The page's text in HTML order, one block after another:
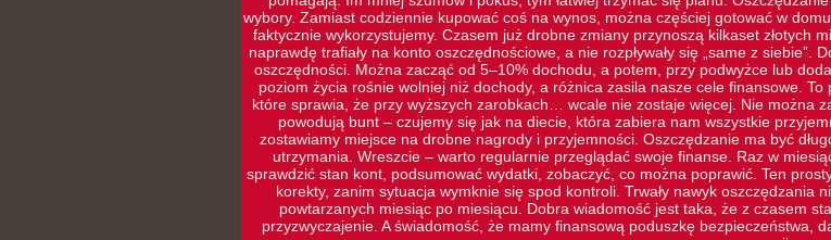
wybory. Zamiast codziennie kupować coś na wynos, można częściej gotować w
faktycznie wykorzystujemy. Czasem już drobne zmiany przynoszą kilkaset złotych
naprawdę trafiały na konto oszczędnościowe, a nie rozpływały się „same z
oszczędności. Można zacząć od 5–10% dochodu, a potem, przy podwyżce lub
poziom życia rośnie wolniej niż dochody, a różnica zasila nasze cele finansowe. To
które sprawia, że przy wyższych zarobkach… wcale nie zostaje więcej. Nie można
powodują bunt – czujemy się jak na diecie, która zabiera nam wszystkie
zostawiamy miejsce na drobne nagrody i przyjemności. Oszczędzanie ma być
utrzymania. Wreszcie – warto regularnie przeglądać swoje finanse. Raz w
sprawdzić stan kont, podsumować wydatki, zobaczyć, co można poprawić. Ten
korekty, zanim sytuacja wymknie się spod kontroli. Trwały nawyk oszczędzania
powtarzanych miesiąc po miesiącu. Dobra wiadomość jest taka, że z czasem
przyzwyczajenie. A świadomość, że mamy finansową poduszkę bezpieczeństwa,